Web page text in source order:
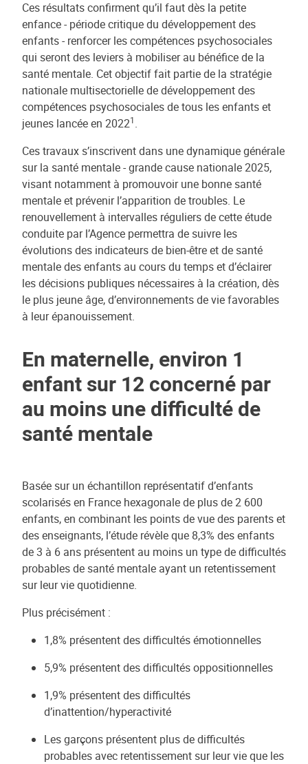
Ces résultats confirment qu’il faut dès la petite
enfance - période critique du développement des
enfants - renforcer les compétences psychosociales
qui seront des leviers à mobiliser au bénéfice de la
santé mentale. Cet objectif fait partie de la stratégie
nationale multisectorielle de développement des
compétences psychosociales de tous les enfants et
jeunes lancée en 20221.
Ces travaux s’inscrivent dans une dynamique générale
sur la santé mentale - grande cause nationale 2025,
visant notamment à promouvoir une bonne santé
mentale et prévenir l’apparition de troubles. Le
renouvellement à intervalles réguliers de cette étude
conduite par l’Agence permettra de suivre les
évolutions des indicateurs de bien-être et de santé
mentale des enfants au cours du temps et d’éclairer
les décisions publiques nécessaires à la création, dès
le plus jeune âge, d’environnements de vie favorables
à leur épanouissement.
En maternelle, environ 1
enfant sur 12 concerné par
au moins une difficulté de
santé mentale
Basée sur un échantillon représentatif d’enfants
scolarisés en France hexagonale de plus de 2 600
enfants, en combinant les points de vue des parents et
des enseignants, l’étude révèle que 8,3% des enfants
de 3 à 6 ans présentent au moins un type de difficultés
probables de santé mentale ayant un retentissement
sur leur vie quotidienne.
Plus précisément :
1,8% présentent des difficultés émotionnelles
5,9% présentent des difficultés oppositionnelles
1,9% présentent des difficultés
d’inattention/hyperactivité
Les garçons présentent plus de difficultés
probables avec retentissement sur leur vie que les